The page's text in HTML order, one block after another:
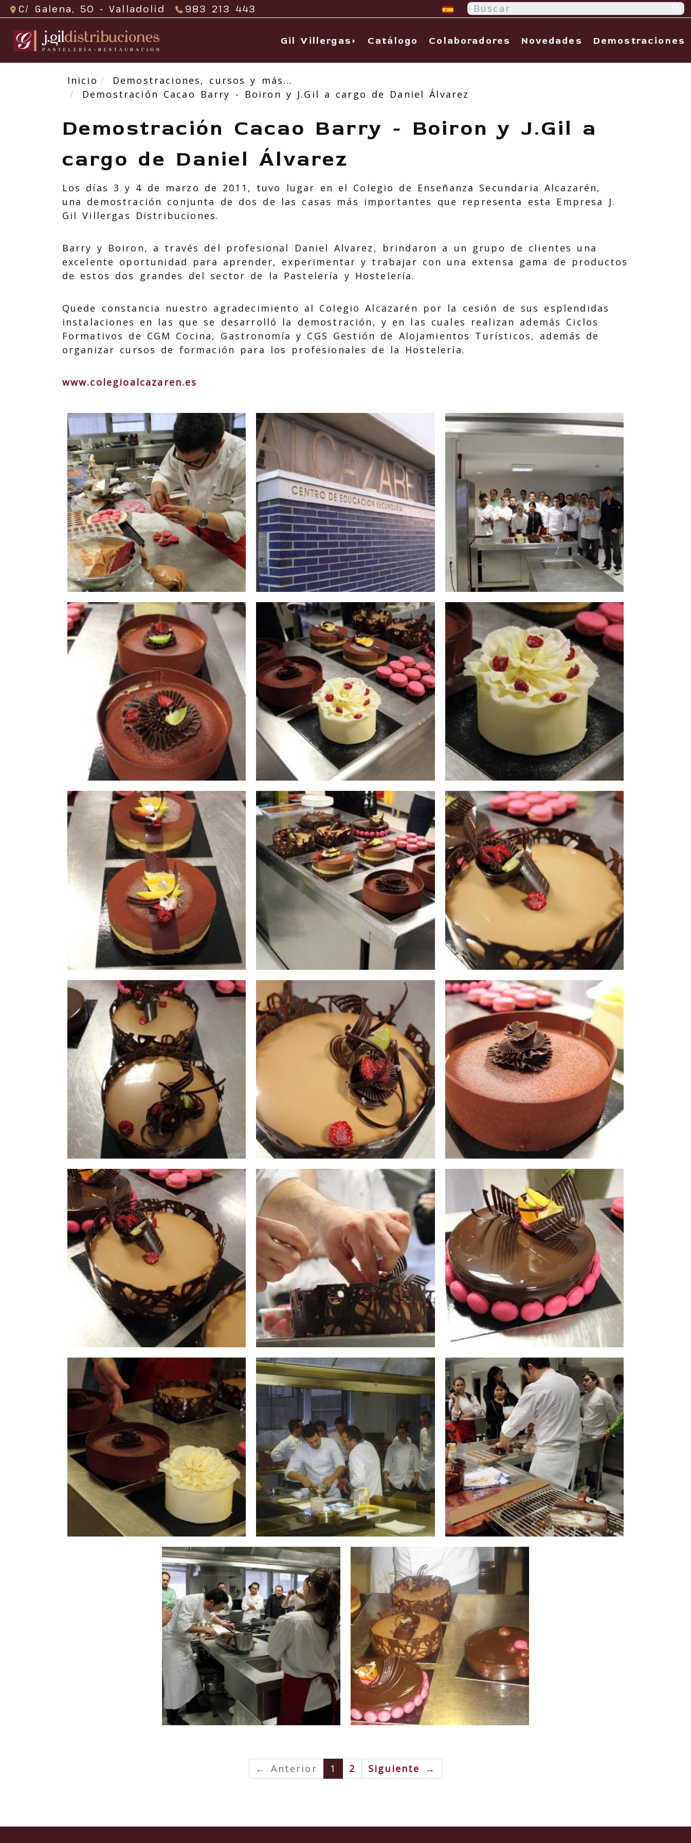
C/ Galena, 50 -Valladolid 983 213 443
Gil Villergas Catálogo Colaboradores Novedades Demostraciones
Inicio
Demostraciones, cursos y más...
Demostración Cacao Barry - Boiron y J.Gil a cargo de Daniel Álvarez
Demostración Cacao Barry - Boiron y J.Gil a
cargo de Daniel Álvarez
Los días 3 y 4 de marzo de 2011, tuvo lugar en el Colegio de Enseñanza Secundaria Alcazarén,
una demostración conjunta de dos de las casas más importantes que representa esta Empresa J.
Gil Villergas Distribuciones.
Barry y Boiron, a través del profesional Daniel Alvarez, brindaron a un grupo de clientes una
excelente oportunidad para aprender, experimentar y trabajar con una extensa gama de productos
de estos dos grandes del sector de la Pastelería y Hostelería.
Quede constancia nuestro agradecimiento al Colegio Alcazarén por la cesión de sus esplendidas
instalaciones en las que se desarrolló la demostración, y en las cuales realizan además Ciclos
Formativos de CGM Cocina, Gastronomía y CGS Gestión de Alojamientos Turísticos, además de
organizar cursos de formación para los profesionales de la Hostelería.
www.colegioalcazaren.es
← Anterior 1 2 Siguiente →